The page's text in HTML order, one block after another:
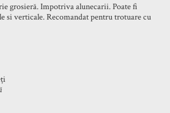
grosieră. Impotriva alunecarii. Poate fi
si verticale. Recomandat pentru trotuare cu